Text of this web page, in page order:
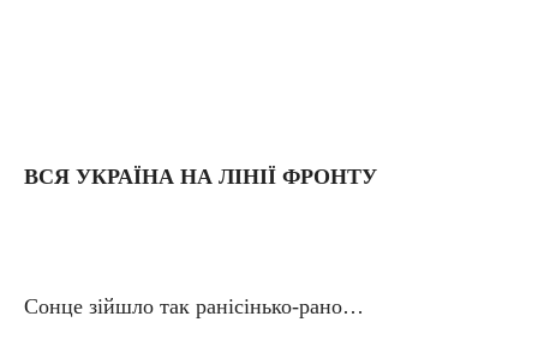
ВСЯ УКРАЇНА НА ЛІНІЇ ФРОНТУ
Сонце зійшло так ранісінько-рано…